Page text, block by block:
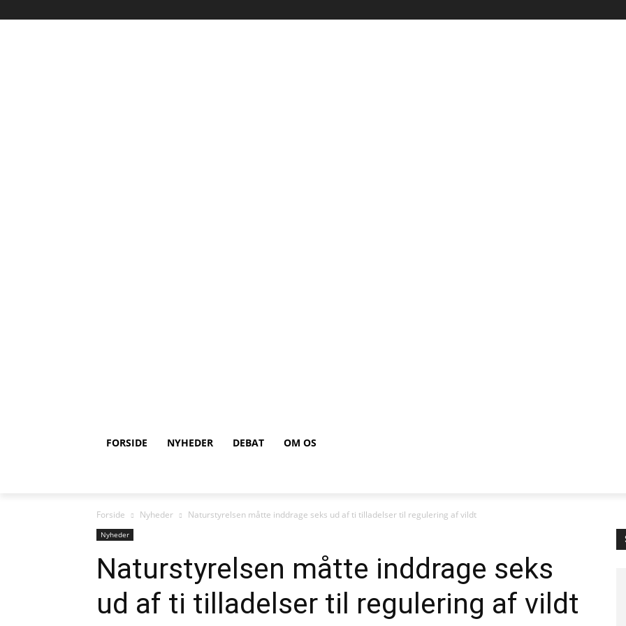
FORSIDE NYHEDER DEBAT OM OS
Forside Nyheder Naturstyrelsen måtte inddrage seks ud af ti tilladelser til regulering af vildt
Nyheder
Naturstyrelsen måtte inddrage seks
ud af ti tilladelser til regulering af vildt